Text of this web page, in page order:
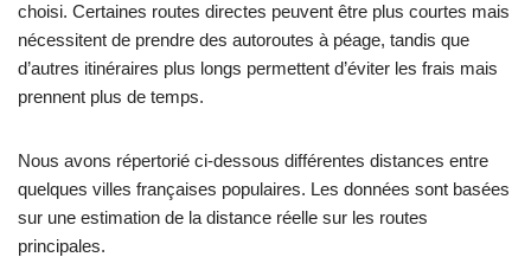
choisi. Certaines routes directes peuvent être plus courtes mais
nécessitent de prendre des autoroutes à péage, tandis que
d’autres itinéraires plus longs permettent d’éviter les frais mais
prennent plus de temps.
Nous avons répertorié ci-dessous différentes distances entre
quelques villes françaises populaires. Les données sont basées
sur une estimation de la distance réelle sur les routes
principales.